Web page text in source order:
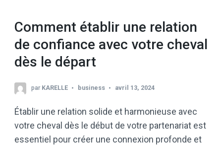
Comment établir une relation
de confiance avec votre cheval
dès le départ
par KARELLE business avril 13, 2024
Établir une relation solide et harmonieuse avec
votre cheval dès le début de votre partenariat est
essentiel pour créer une connexion profonde et